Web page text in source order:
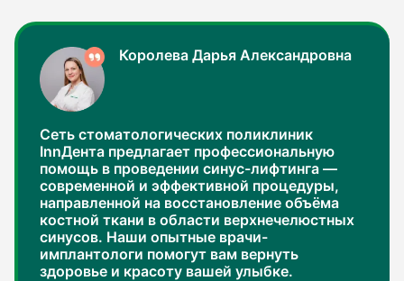
Королева Дарья Александровна
Сеть стоматологических поликлиник
InnДента предлагает профессиональную
помощь в проведении синус-лифтинга —
современной и эффективной процедуры,
направленной на восстановление объёма
костной ткани в области верхнечелюстных
синусов. Наши опытные врачи-
имплантологи помогут вам вернуть
здоровье и красоту вашей улыбке.